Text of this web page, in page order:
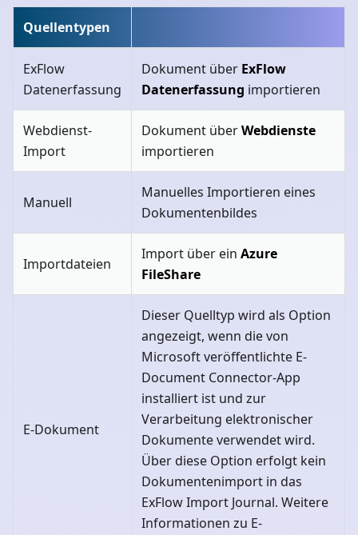
Quellentypen
ExFlow
Datenerfassung
Dokument über ExFlow
Datenerfassung importieren
Webdienst-
Import
Dokument überWebdienste
importieren
Manuell
Manuelles Importieren eines
Dokumentenbildes
Importdateien
Import über ein Azure
FileShare
E-Dokument
Dieser Quelltyp wird als Option
angezeigt, wenn die von
Microsoft veröffentlichte E-
Document Connector-App
installiert ist und zur
Verarbeitung elektronischer
Dokumente verwendet wird.
Über diese Option erfolgt kein
Dokumentenimport in das
ExFlow Import Journal. Weitere
Informationen zu E-